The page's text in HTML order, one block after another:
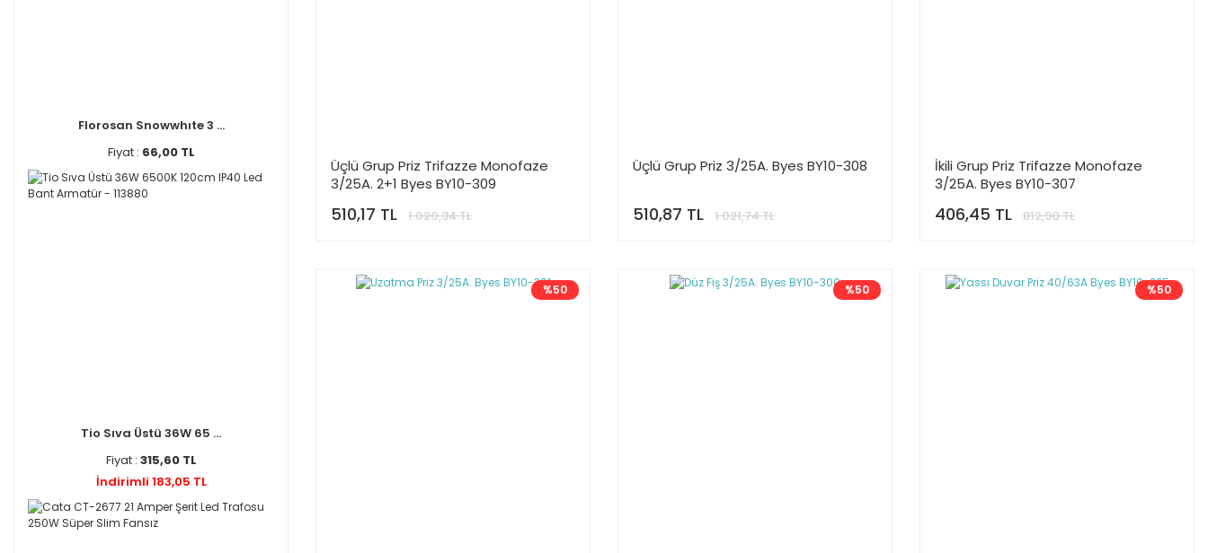
Florosan Snowwhıte 3 ...
Fiyat : 66,00 TL
Tio Sıva Üstü 36W 65 ...
Fiyat : 315,60 TL
İndirimli 183,05 TL
Üçlü Grup Priz Trifazze Monofaze
3/25A. 2+1 Byes BY10-309
510,17 TL 1.020,34 TL
Üçlü Grup Priz 3/25A. Byes BY10-308
510,87 TL 1.021,74 TL
İkili Grup Priz Trifazze Monofaze
3/25A. Byes BY10-307
406,45 TL 812,90 TL
%50 %50 %50